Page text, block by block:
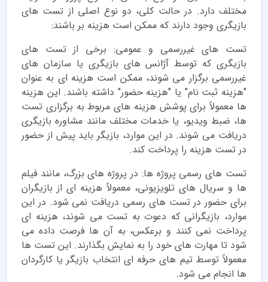
مختلف دارد. در حالت کلی، دو نوع اصلی از تست های
بازیگری وجود دارند که ممکن است هزینه بر باشند:
تست های غیررسمی و عمومی: برخی از تست های
بازیگری که توسط آژانس های بازیگری یا سازمان های
غیررسمی برگزار می شوند، ممکن است هزینه ای به عنوان
"هزینه ثبت نام" یا "هزینه حضور" داشته باشند. این هزینه
ها معمولاً برای پوشش هزینه های مربوط به برگزاری تست
ها، ضبط ویدیو، یا خدمات مختلف مانند مشاوره بازیگری
دریافت می شوند. در این موارد، بازیگر باید پیش از حضور
در تست هزینه را پرداخت کند.
تست های رسمی پروژه ها: در پروژه های بزرگ، مانند فیلم
ها و سریال های تلویزیونی، معمولاً هزینه ای از بازیگران
برای حضور در تست های رسمی دریافت نمی شود. در این
موارد، بازیگرانی که دعوت به تست می شوند، هزینه ای
پرداخت نمی کنند و برعکس، به آن ها فرصت داده می
شود تا مهارت های خود را به نمایش بگذارند. این تست ها
معمولاً توسط تیم های حرفه ای انتخاب بازیگر یا کارگردان
ها انجام می شود.